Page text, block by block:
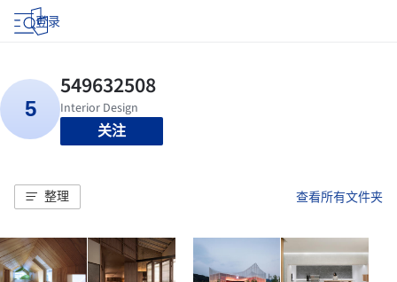
登录
关注
整理 查看所有文件夹